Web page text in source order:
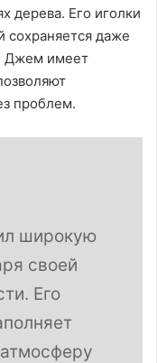
дерева. Его иголки
сохраняется даже
Джем имеет
проблем.
широкую
своей
Его